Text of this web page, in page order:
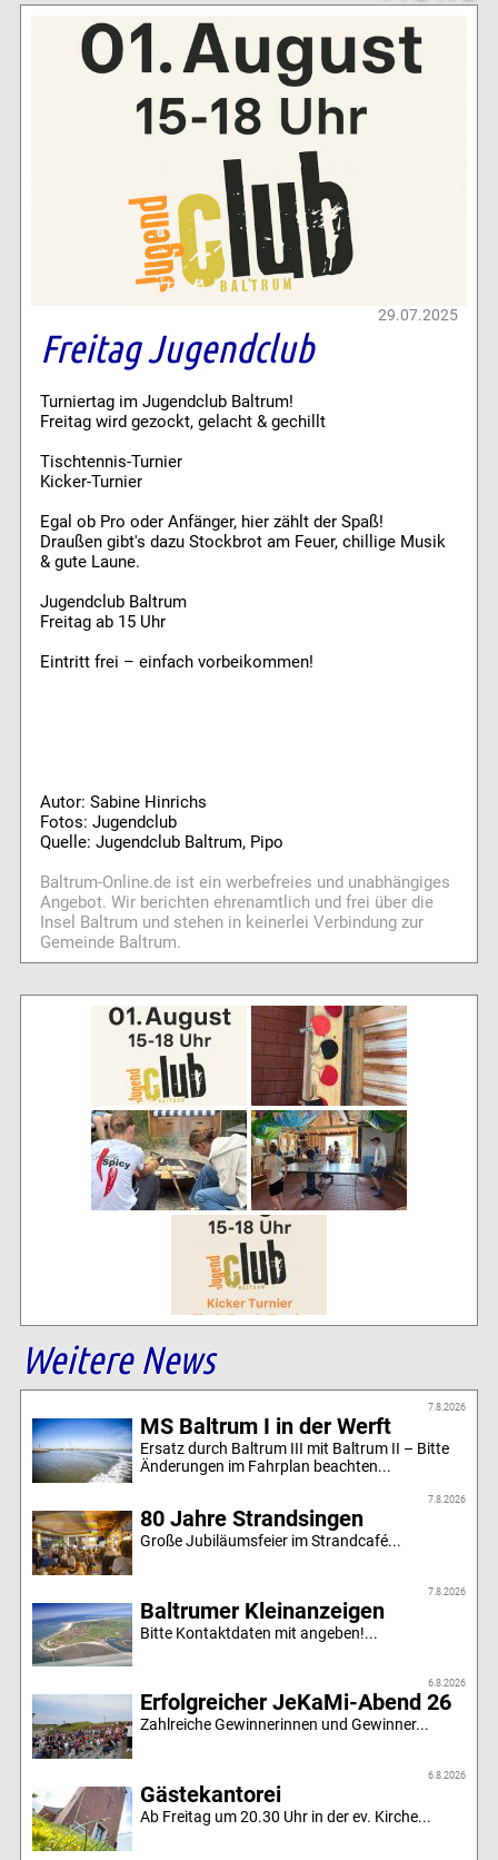
29.07.2025
Freitag Jugendclub
Turniertag im Jugendclub Baltrum!
Freitag wird gezockt, gelacht & gechillt
Tischtennis-Turnier
Kicker-Turnier
Egal ob Pro oder Anfänger, hier zählt der Spaß!
Draußen gibt's dazu Stockbrot am Feuer, chillige Musik
& gute Laune.
Jugendclub Baltrum
Freitag ab 15 Uhr
Eintritt frei – einfach vorbeikommen!
Autor: Sabine Hinrichs
Fotos: Jugendclub
Quelle: Jugendclub Baltrum, Pipo
Baltrum-Online.de ist ein werbefreies und unabhängiges
Angebot. Wir berichten ehrenamtlich und frei über die
Insel Baltrum und stehen in keinerlei Verbindung zur
Gemeinde Baltrum.
Weitere News
7.8.2026
MS Baltrum I in der Werft
Ersatz durch Baltrum III mit Baltrum II – Bitte
Änderungen im Fahrplan beachten...
7.8.2026
80 Jahre Strandsingen
Große Jubiläumsfeier im Strandcafé...
7.8.2026
Baltrumer Kleinanzeigen
Bitte Kontaktdaten mit angeben!...
6.8.2026
Erfolgreicher JeKaMi-Abend 26
Zahlreiche Gewinnerinnen und Gewinner...
6.8.2026
Gästekantorei
Ab Freitag um 20.30 Uhr in der ev. Kirche...